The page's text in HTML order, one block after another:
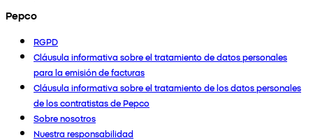
Pepco
RGPD
Cláusula informativa sobre el tratamiento de datos personales
para la emisión de facturas
Cláusula informativa sobre el tratamiento de los datos personales
de los contratistas de Pepco
Sobre nosotros
Nuestra responsabilidad